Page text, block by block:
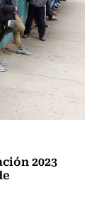
2023